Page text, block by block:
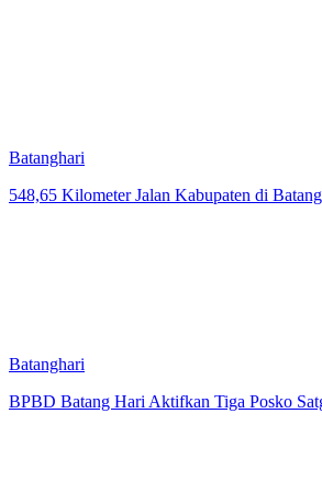
Batanghari
548,65 Kilometer Jalan Kabupaten di
Batanghari
BPBD Batang Hari Aktifkan Tiga Posko